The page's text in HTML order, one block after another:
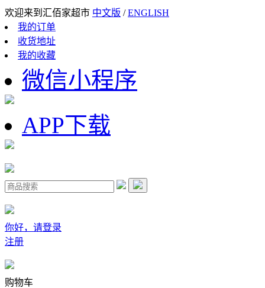
欢迎来到汇佰家超市 中文版 /ENGLISH
我的订单
收货地址
我的收藏
微信小程序
APP下载
你好，请登录
注册
购物车